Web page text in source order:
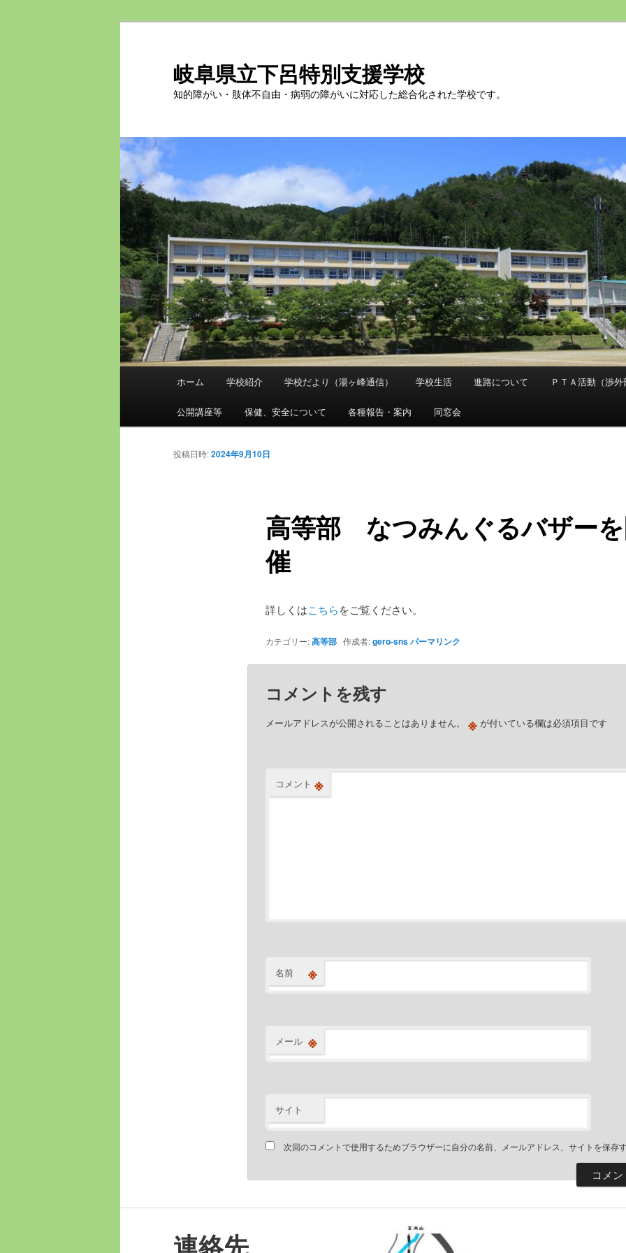
岐阜県立下呂特別支援学校
知的障がい・肢体不自由・病弱の障がいに対応した総合化された学校です。
メ
メ
イ
ン
ホーム 学校紹介 学校だより（湯ヶ峰通信） 学校生活 進路について ＰＴＡ活動（渉外
公開講座等 保健、安全について 各種報告・案内 同窓会
高等部 なつみんぐるバザー
催
投稿日時:2024年9月10日
詳しくはこちらをご覧ください。
カテゴリー:高等部作成者:gero-snsパーマリンク
コメントを残す
メールアドレスが公開されることはありません。 ※が付いている欄は必須項目です
コメント ※
名前 ※
メール ※
サイト
次回のコメントで使用するためブラウザーに自分の名前、メールアドレス、サイトを保存
連絡先